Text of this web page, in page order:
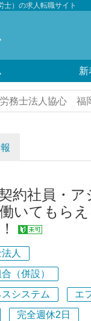
士）の求人転職サイト
務士法人協心 福
約社員・
いてもら
人
（併設）
システム
エ
完全週休2日